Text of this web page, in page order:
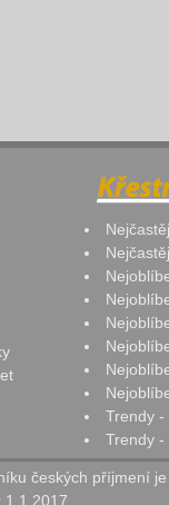
Trendy
Trendy
českých příjmení